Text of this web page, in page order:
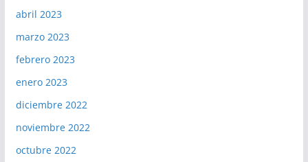
abril 2023
marzo 2023
febrero 2023
enero 2023
diciembre 2022
noviembre 2022
octubre 2022